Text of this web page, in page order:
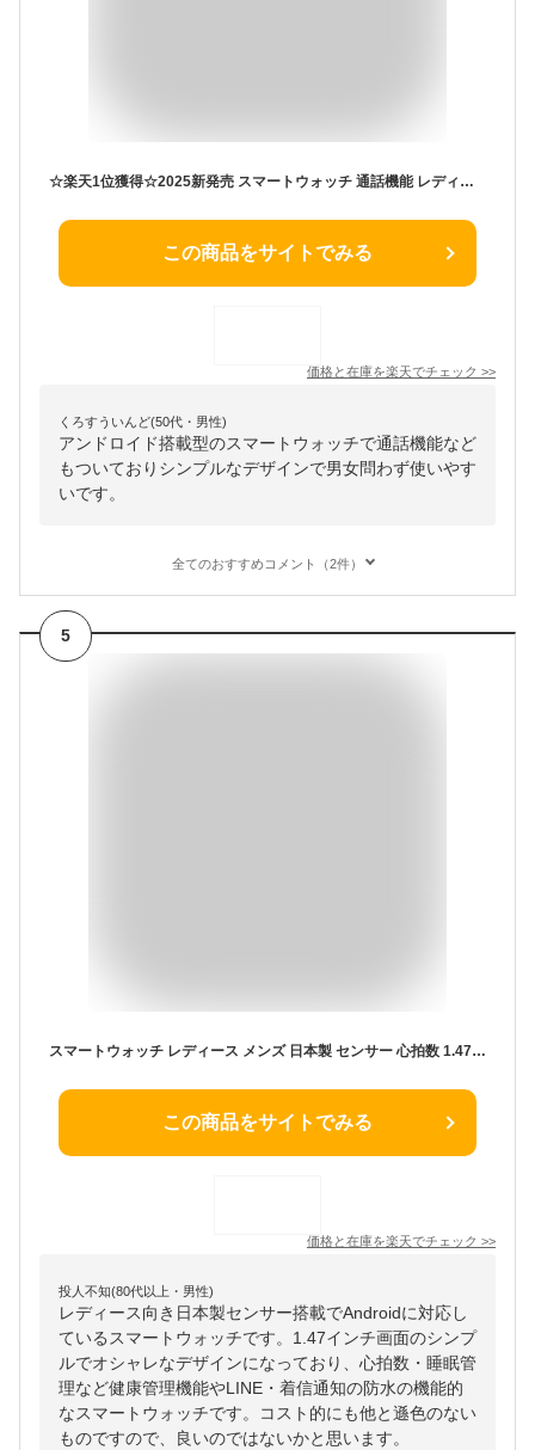
☆楽天1位獲得☆2025新発売 スマートウォッチ 通話機能 レディース android iphone 腕時計 ブレスレット メンズ 日本製センサー 着信通知 血中酸素 1.85インチ 心拍計 LINE Twitter SNS 運動データ 睡眠 歩数 IP67 防水 3ATM防水 母の日 父の日 プレゼント
この商品をサイトでみる
価格と在庫を楽天でチェック >>
くろすういんど(50代・男性)
アンドロイド搭載型のスマートウォッチで通話機能など
もついておりシンプルなデザインで男女問わず使いやす
いです。
全てのおすすめコメント（2件）
5
スマートウォッチ レディース メンズ 日本製 センサー 心拍数 1.47インチ LINE通知 着信通知 睡眠管理 文字盤自由設定 歩数計 生理周期管理 天気予報 スマホ探す アラーム IP68防水 腕時計 Android/iPhone対応 プレゼント 母の日
この商品をサイトでみる
価格と在庫を楽天でチェック >>
投人不知(80代以上・男性)
レディース向き日本製センサー搭載でAndroidに対応し
ているスマートウォッチです。1.47インチ画面のシンプ
ルでオシャレなデザインになっており、心拍数・睡眠管
理など健康管理機能やLINE・着信通知の防水の機能的
なスマートウォッチです。コスト的にも他と遜色のない
ものですので、良いのではないかと思います。